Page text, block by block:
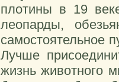
плотины в 19
леопарды,
самостоятельное
Лучше
жизнь животного